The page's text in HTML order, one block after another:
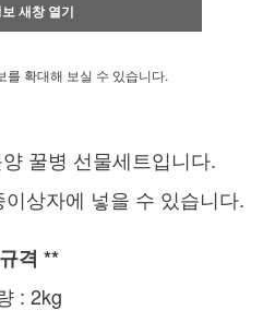
새창 열기
를 확대해 보실 수 있습니다.
꿀병 선물세트입니다.
상자에 넣을 수 있습니다.
격 **
: 2kg